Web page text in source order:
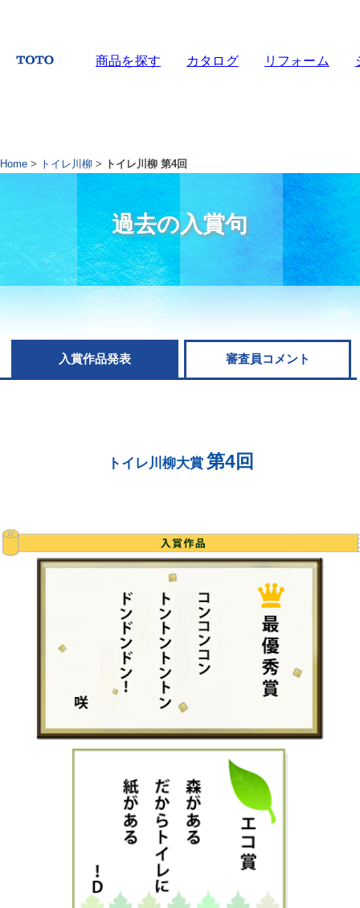
商品を探す カタログ リフォーム